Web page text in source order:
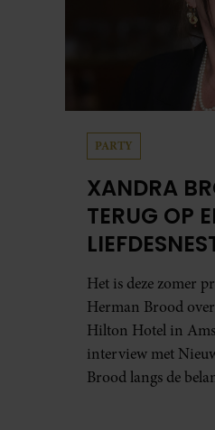
PARTY
XANDRA
TERUG OP
BROOD:
GEBOREN”
Het is deze zomer
Herman Brood
Hilton Hotel in
interview met
Brood langs de